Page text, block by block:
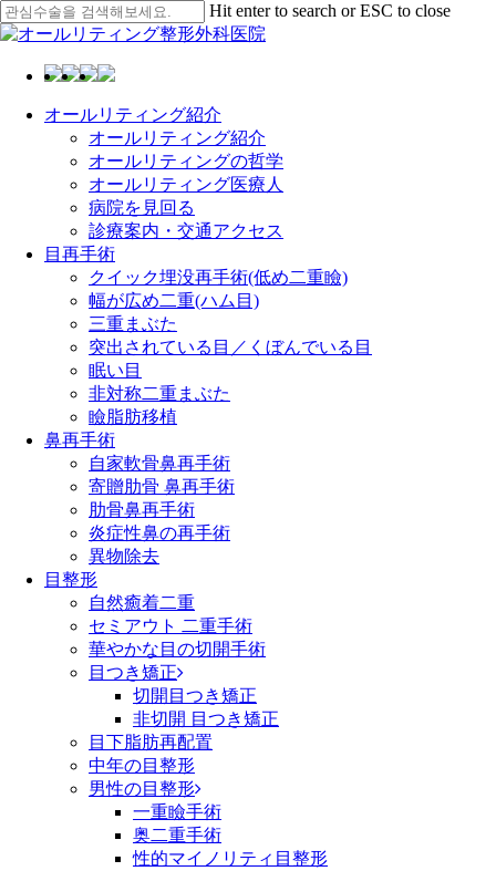
Skip
to
main
content
Hit enter to search or ESC to close
Close
Menu
オールリティング紹介
オールリティング紹介
オールリティングの哲学
オールリティング医療人
病院を見回る
診療案内・交通アクセス
目再手術
クイック埋没再手術(低め二重瞼)
幅が広め二重(ハム目)
三重まぶた
突出されている目／くぼんでいる目
眠い目
非対称二重まぶた
瞼脂肪移植
鼻再手術
自家軟骨鼻再手術
寄贈肋骨 鼻再手術
肋骨鼻再手術
炎症性鼻の再手術
異物除去
目整形
自然癒着二重
セミアウト 二重手術
華やかな目の切開手術
目つき矯正
切開目つき矯正
非切開 目つき矯正
目下脂肪再配置
中年の目整形
男性の目整形
一重瞼手術
奥二重手術
性的マイノリティ目整形